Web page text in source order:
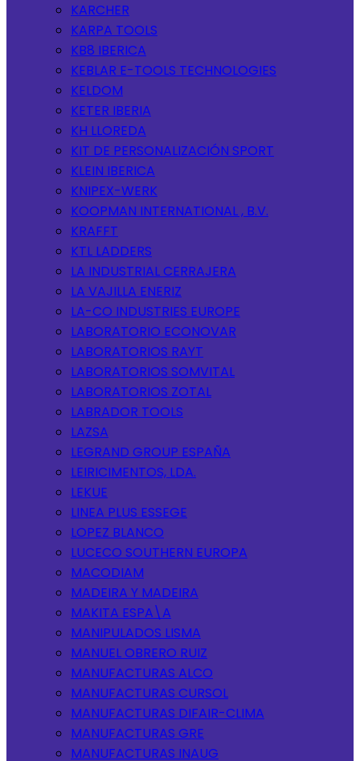
KARCHER
KARPA TOOLS
KB8 IBERICA
KEBLAR E-TOOLS TECHNOLOGIES
KELDOM
KETER IBERIA
KH LLOREDA
KIT DE PERSONALIZACIÓN SPORT
KLEIN IBERICA
KNIPEX-WERK
KOOPMAN INTERNATIONAL , B.V.
KRAFFT
KTL LADDERS
LA INDUSTRIAL CERRAJERA
LA VAJILLA ENERIZ
LA-CO INDUSTRIES EUROPE
LABORATORIO ECONOVAR
LABORATORIOS RAYT
LABORATORIOS SOMVITAL
LABORATORIOS ZOTAL
LABRADOR TOOLS
LAZSA
LEGRAND GROUP ESPAÑA
LEIRICIMENTOS, LDA.
LEKUE
LINEA PLUS ESSEGE
LOPEZ BLANCO
LUCECO SOUTHERN EUROPA
MACODIAM
MADEIRA Y MADEIRA
MAKITA ESPA\A
MANIPULADOS LISMA
MANUEL OBRERO RUIZ
MANUFACTURAS ALCO
MANUFACTURAS CURSOL
MANUFACTURAS DIFAIR-CLIMA
MANUFACTURAS GRE
MANUFACTURAS INAUG